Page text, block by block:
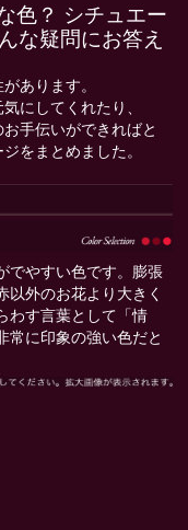
色？ シチュエー
な疑問にお答え
あります。
にしてくれたり、
手伝いができればと
をまとめました。
でやすい色です。膨張
以外のお花より大きく
わす言葉として「情
常に印象の強い色だと